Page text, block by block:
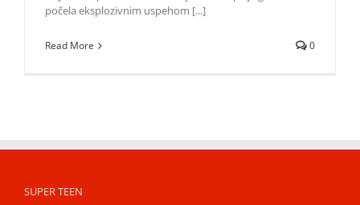
počela eksplozivnim uspehom [...]
Read More 0
SUPER TEEN